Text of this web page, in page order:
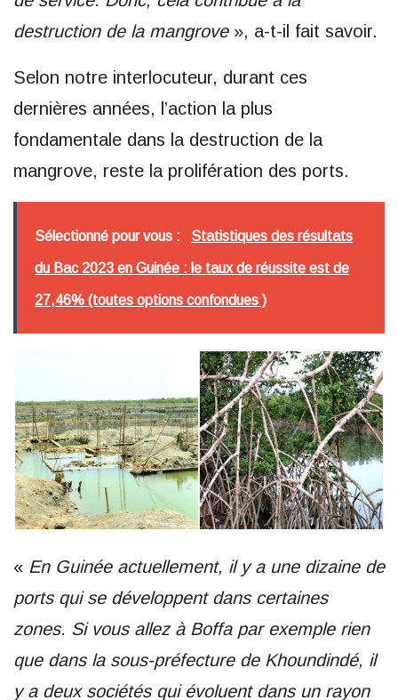
destruction de la mangrove », a-t-il fait savoir.
Selon notre interlocuteur, durant ces
dernières années, l’action la plus
fondamentale dans la destruction de la
mangrove, reste la prolifération des ports.
Sélectionné pour vous : Statistiques des résultats
du Bac 2023 en Guinée : le taux de réussite est de
27,46% (toutes options confondues )
« En Guinée actuellement, il y a une dizaine de
ports qui se développent dans certaines
zones. Si vous allez à Boffa par exemple rien
que dans la sous-préfecture de Khoundindé, il
y a deux sociétés qui évoluent dans un rayon